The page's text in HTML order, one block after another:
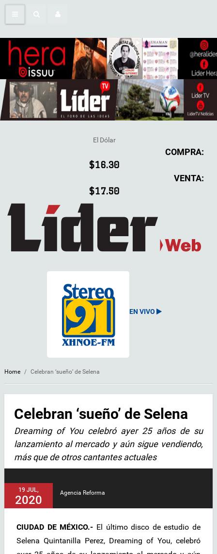
El Dólar
COMPRA:
$16.30
VENTA:
$17.50
EN VIVO
Home / Celebran ‘sueño’ de Selena
Celebran ‘sueño’ de Selena
Dreaming of You celebró ayer 25 años de su
lanzamiento al mercado y aún sigue vendiendo,
más que de otros cantantes actuales
19 JUL,
2020
Agencia Reforma
CIUDAD DE MÉXICO.- El último disco de estudio de
Selena Quintanilla Perez, Dreaming of You, celebró